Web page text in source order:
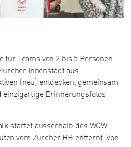
für Teams von 2 bis 5 Personen
Innenstadt aus
(neu) entdecken, gemeinsam
einzigartige Erinnerungsfotos
startet ausserhalb des WOW
vom Zürcher HB entfernt. Von